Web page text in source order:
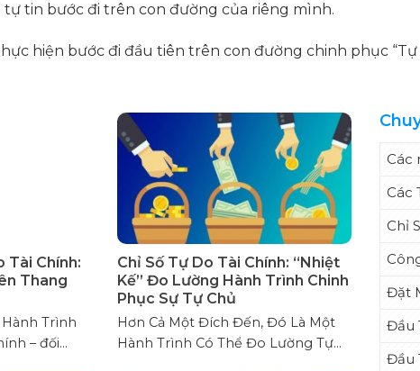
tin bước đi trên con đường của riêng mình.
hiện bước đi đầu tiên trên con đường chinh phục
Tài Chính:
Thang
Trình
– đối...
Chỉ Số Tự Do Tài Chính: “Nhiệt
Kế” Đo Lường Hành Trình Chinh
Phục Sự Tự Chủ
Hơn Cả Một Đích Đến, Đó Là Một
Hành Trình Có Thể Đo Lường Tự...
Các
Các
Chỉ
Đặt
Đầu
Đầu